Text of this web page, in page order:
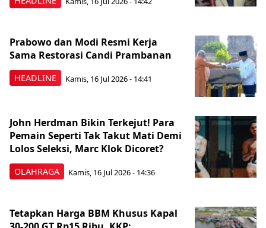
HEADLINE
Prabowo dan Modi Resmi Kerja
Sama Restorasi Candi Prambanan
Kamis, 16 Jul 2026 - 14:41
OLAHRAGA
John Herdman Bikin Terkejut! Para
Pemain Seperti Tak Takut Mati Demi
Lolos Seleksi, Marc Klok Dicoret?
Kamis, 16 Jul 2026 - 14:36
Tetapkan Harga BBM Khusus Kapal